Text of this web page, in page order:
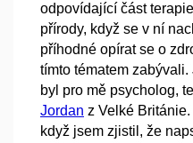
odpovídající část
přírody, když se v ní
příhodné opírat se o
tímto tématem
byl pro mě psycholog,
Jordan z Velké
když jsem zjistil, že